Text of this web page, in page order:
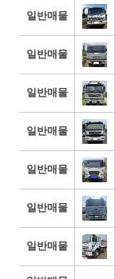
일반매물
일반매물
일반매물
일반매물
일반매물
일반매물
일반매물